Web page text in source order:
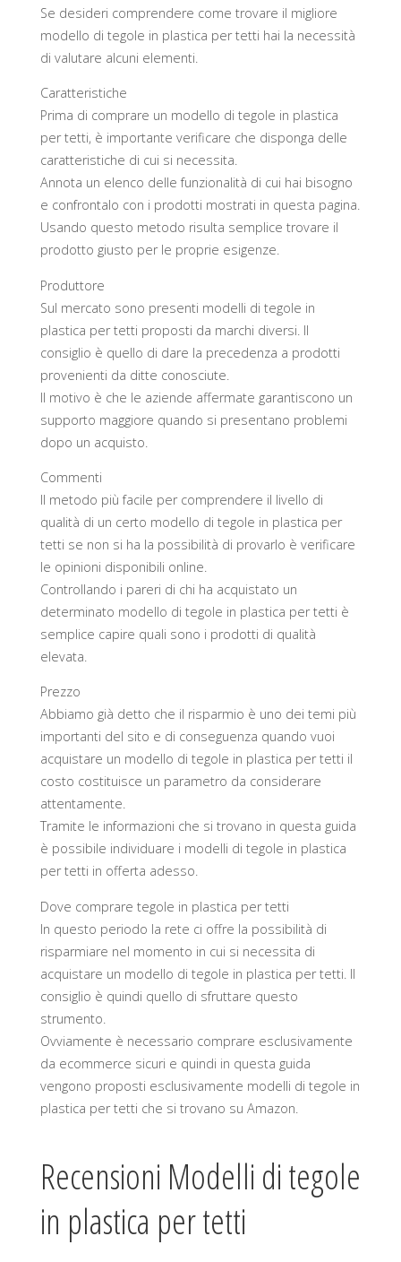
Se desideri comprendere come trovare il migliore
modello di tegole in plastica per tetti hai la necessità
di valutare alcuni elementi.
Caratteristiche
Prima di comprare un modello di tegole in plastica
per tetti, è importante verificare che disponga delle
caratteristiche di cui si necessita.
Annota un elenco delle funzionalità di cui hai bisogno
e confrontalo con i prodotti mostrati in questa pagina.
Usando questo metodo risulta semplice trovare il
prodotto giusto per le proprie esigenze.
Produttore
Sul mercato sono presenti modelli di tegole in
plastica per tetti proposti da marchi diversi. Il
consiglio è quello di dare la precedenza a prodotti
provenienti da ditte conosciute.
Il motivo è che le aziende affermate garantiscono un
supporto maggiore quando si presentano problemi
dopo un acquisto.
Commenti
Il metodo più facile per comprendere il livello di
qualità di un certo modello di tegole in plastica per
tetti se non si ha la possibilità di provarlo è verificare
le opinioni disponibili online.
Controllando i pareri di chi ha acquistato un
determinato modello di tegole in plastica per tetti è
semplice capire quali sono i prodotti di qualità
elevata.
Prezzo
Abbiamo già detto che il risparmio è uno dei temi più
importanti del sito e di conseguenza quando vuoi
acquistare un modello di tegole in plastica per tetti il
costo costituisce un parametro da considerare
attentamente.
Tramite le informazioni che si trovano in questa guida
è possibile individuare i modelli di tegole in plastica
per tetti in offerta adesso.
Dove comprare tegole in plastica per tetti
In questo periodo la rete ci offre la possibilità di
risparmiare nel momento in cui si necessita di
acquistare un modello di tegole in plastica per tetti. Il
consiglio è quindi quello di sfruttare questo
strumento.
Ovviamente è necessario comprare esclusivamente
da ecommerce sicuri e quindi in questa guida
vengono proposti esclusivamente modelli di tegole in
plastica per tetti che si trovano su Amazon.
Recensioni Modelli di tegole
in plastica per tetti